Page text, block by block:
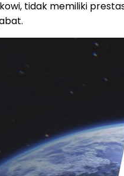
tidak memiliki